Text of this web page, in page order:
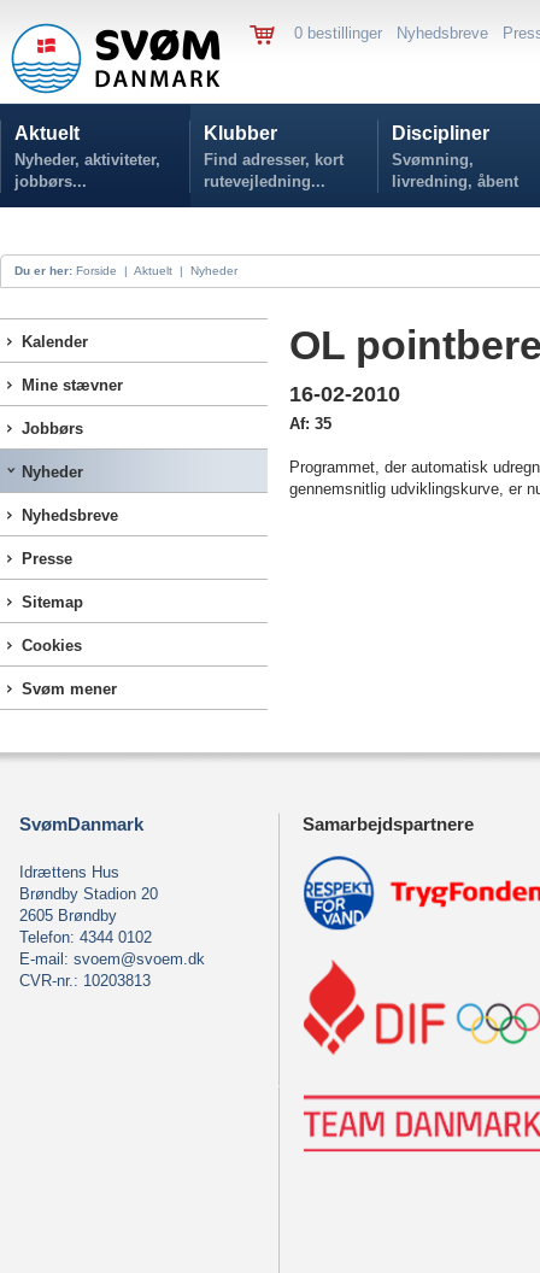
0 bestillinger Nyhedsbreve
Aktuelt
Nyheder, aktiviteter,
jobbørs...
Klubber
Find adresser, kort
rutevejledning...
Discipliner
Svømning,
livredning, åbent
vand...
Du er her: Forside | Aktuelt | Nyheder
Kalender
Mine stævner
Jobbørs
Nyheder
Nyhedsbreve
Presse
Sitemap
Cookies
Svøm mener
OL
16-02-2010
Af: 35
Programmet, der automatisk
gennemsnitlig udviklingskurve, er
SvømDanmark
Idrættens Hus
Brøndby Stadion 20
2605 Brøndby
Telefon: 4344 0102
E-mail: svoem@svoem.dk
CVR-nr.: 10203813
Samarbejdspartnere